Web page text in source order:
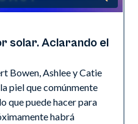
solar. Aclarando el
Bowen, Ashlee y Catie
piel que comúnmente
que puede hacer para
habrá